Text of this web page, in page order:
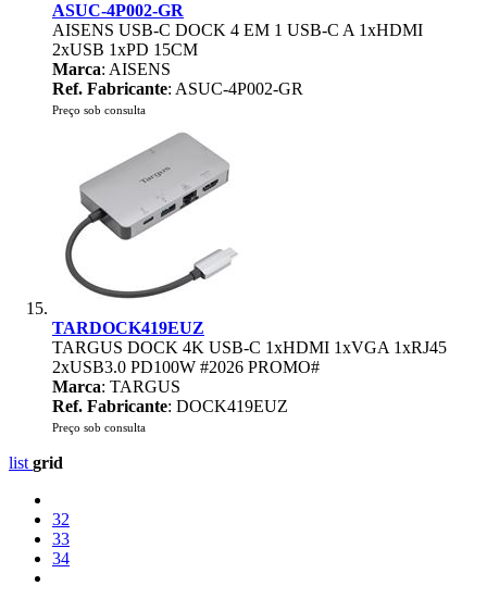
ASUC-4P002-GR
AISENS USB-C DOCK 4 EM 1 USB-C A 1xHDMI
2xUSB 1xPD 15CM
Marca: AISENS
Ref. Fabricante: ASUC-4P002-GR
Preço sob consulta
TARDOCK419EUZ
TARGUS DOCK 4K USB-C 1xHDMI 1xVGA 1xRJ45
2xUSB3.0 PD100W #2026 PROMO#
Marca: TARGUS
Ref. Fabricante: DOCK419EUZ
Preço sob consulta
list grid
32
33
34